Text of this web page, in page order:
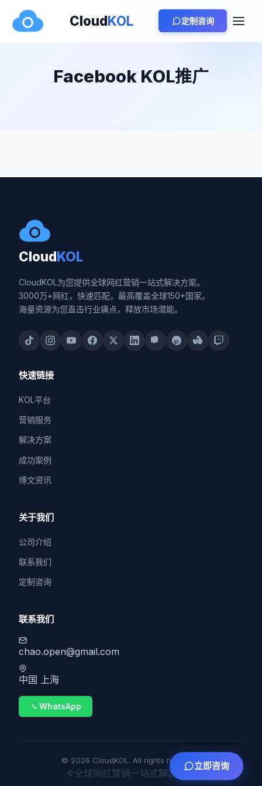
CloudKOL 定制咨询
Facebook KOL推广
CloudKOL
CloudKOL为您提供全球网红营销一站式解决方案。
3000万+网红，快速匹配，最高覆盖全球150+国家。
海量资源为您直击行业痛点，释放市场潜能。
快速链接
KOL平台
营销服务
解决方案
成功案例
博文资讯
关于我们
公司介绍
联系我们
定制咨询
联系我们
chao.open@gmail.com
中国 上海
WhatsApp
© 2026 CloudKOL. All rights reserved.
全球网红营销一站式解决方案
立即咨询